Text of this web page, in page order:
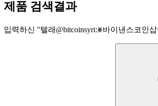
제품 검색결과
입력하신 "텔래@bitcoinsyri:⨳바이낸스코인